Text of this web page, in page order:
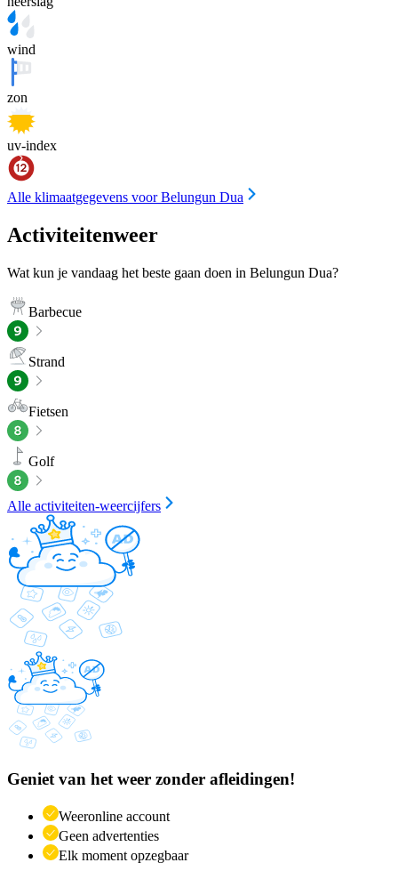
wind
zon
uv-index
Alle klimaatgegevens voor Belungun Dua
Activiteitenweer
Wat kun je vandaag het beste gaan doen in Belungun Dua?
Barbecue
Strand
Fietsen
Golf
Alle activiteiten-weercijfers
Geniet van het weer zonder afleidingen!
Weeronline account
Geen advertenties
Elk moment opzegbaar